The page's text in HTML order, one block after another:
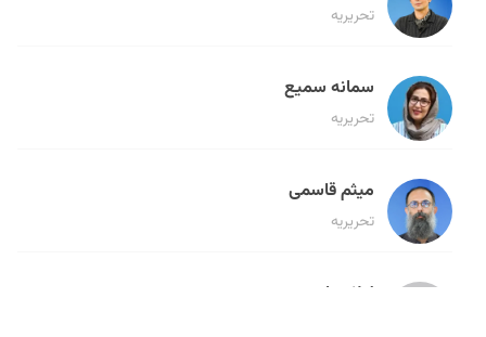
تحریریه
سمانه سمیع
تحریریه
میثم قاسمی
تحریریه
لیلا حنارود